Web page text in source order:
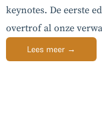
keynotes. De eerste
overtrof al onze
Lees meer →